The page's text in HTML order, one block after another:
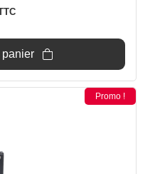
:
Promo !